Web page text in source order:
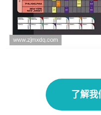
看渠道实
了解我